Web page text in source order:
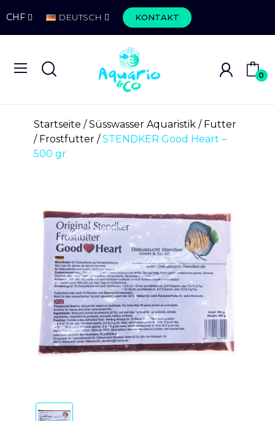
CHF DEUTSCH KONTAKT
0
Startseite Süsswasser Aquaristik
Futter
Frostfutter
STENDKER Good Heart –
500 gr